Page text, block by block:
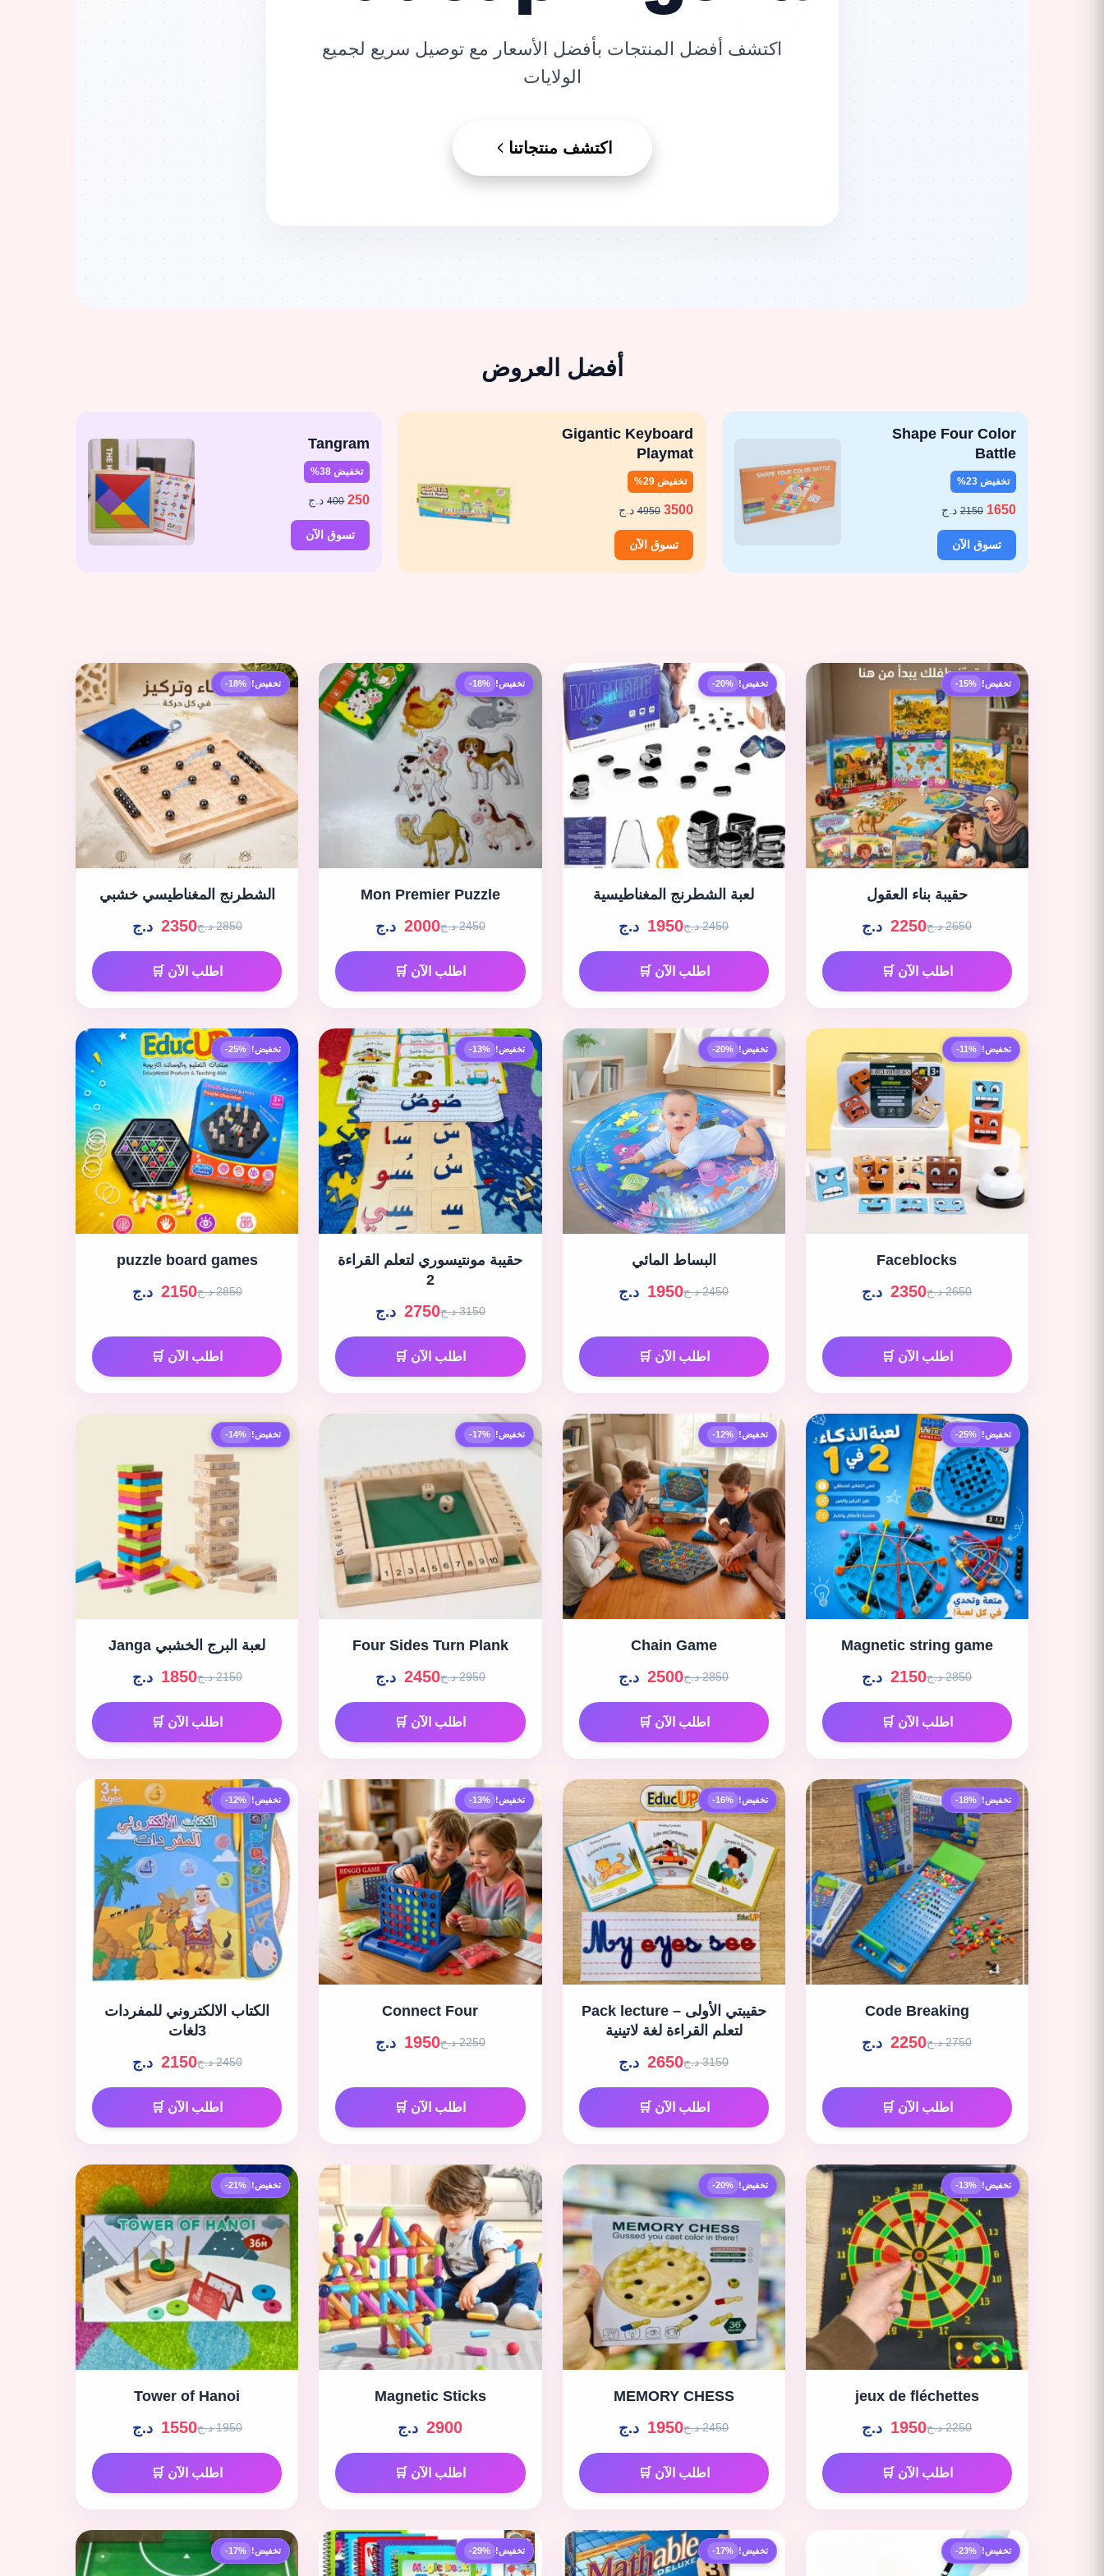
اكتشف أفضل المنتجات بأفضل الأسعار مع توصيل سريع لجميع
الولايات
اكتشف منتجاتنا
أفضل العروض
Shape Four Color
Battle
تخفيض 23%
1650
2150 د.ج
تسوق الآن
Gigantic Keyboard
Playmat
تخفيض 29%
3500
4950د.ج
تسوق الآن
Tangram
تخفيض 38%
250
400د.ج
تسوق الآن
تخفيض! -15%
حقيبة بناء العقول
2650 د.ج 2250 د.ج
اطلب الآن 🛒
تخفيض! -20%
لعبة الشطرنج المغناطيسية
2450 د.ج 1950 د.ج
اطلب الآن 🛒
تخفيض! -18%
Mon Premier Puzzle
2450 د.ج 2000 د.ج
اطلب الآن 🛒
تخفيض! -18%
الشطرنج المغناطيسي خشبي
2850 د.ج 2350 د.ج
اطلب الآن 🛒
تخفيض! -11%
Faceblocks
2650 د.ج 2350 د.ج
اطلب الآن 🛒
تخفيض! -20%
البساط المائي
2450 د.ج 1950 د.ج
اطلب الآن 🛒
تخفيض! -13%
حقيبة مونتيسوري لتعلم القراءة
2
3150 د.ج 2750 د.ج
اطلب الآن 🛒
تخفيض! -25%
puzzle board games
2850 د.ج 2150 د.ج
اطلب الآن 🛒
تخفيض! -25%
Magnetic string game
2850 د.ج 2150 د.ج
اطلب الآن 🛒
تخفيض! -12%
Chain Game
2850 د.ج 2500 د.ج
اطلب الآن 🛒
تخفيض! -17%
Four Sides Turn Plank
2950 د.ج 2450 د.ج
اطلب الآن 🛒
تخفيض! -14%
لعبة البرج الخشبي Janga
2150 د.ج 1850 د.ج
اطلب الآن 🛒
تخفيض! -18%
Code Breaking
2750 د.ج 2250 د.ج
اطلب الآن 🛒
تخفيض! -16%
Pack lecture – حقيبتي الأولى
لتعلم القراءة لغة لاتينية
3150 د.ج 2650 د.ج
اطلب الآن 🛒
تخفيض! -13%
Connect Four
2250 د.ج 1950 د.ج
اطلب الآن 🛒
تخفيض! -12%
الكتاب الالكتروني للمفردات
3لغات
2450 د.ج 2150 د.ج
اطلب الآن 🛒
تخفيض! -13%
jeux de fléchettes
2250 د.ج 1950 د.ج
اطلب الآن 🛒
تخفيض! -20%
MEMORY CHESS
2450 د.ج 1950 د.ج
اطلب الآن 🛒
Magnetic Sticks
2900 د.ج
اطلب الآن 🛒
تخفيض! -21%
Tower of Hanoi
1950 د.ج 1550 د.ج
اطلب الآن 🛒
تخفيض! -23% تخفيض! -17% تخفيض! -29% تخفيض! -17%